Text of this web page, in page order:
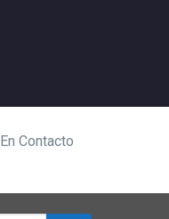
En Contacto